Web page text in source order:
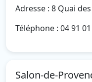
Adresse : 8 Quai
Téléphone : 04 91
Salon-de-